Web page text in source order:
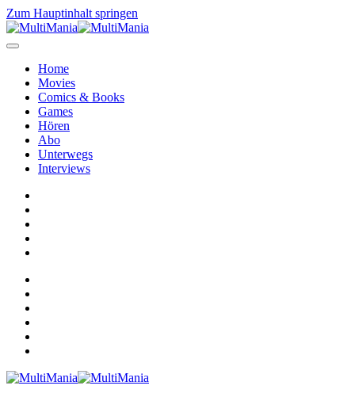
Zum Hauptinhalt springen
Home
Movies
Comics & Books
Games
Hören
Abo
Unterwegs
Interviews